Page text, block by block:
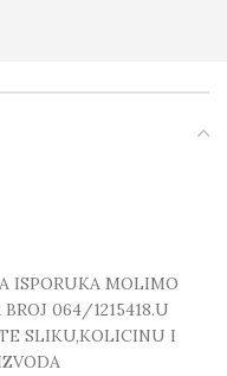
ISPORUKA MOLIMO
064/1215418.U
SLIKU,KOLICINU I